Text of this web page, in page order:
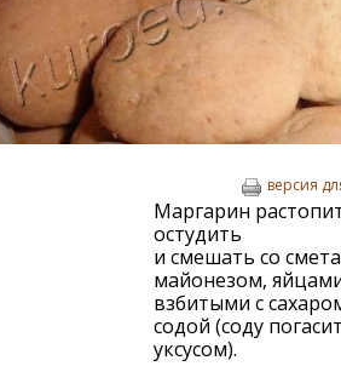
версия
Маргарин
остудить
и смешать со
майонезом,
взбитыми с
содой (соду
уксусом).